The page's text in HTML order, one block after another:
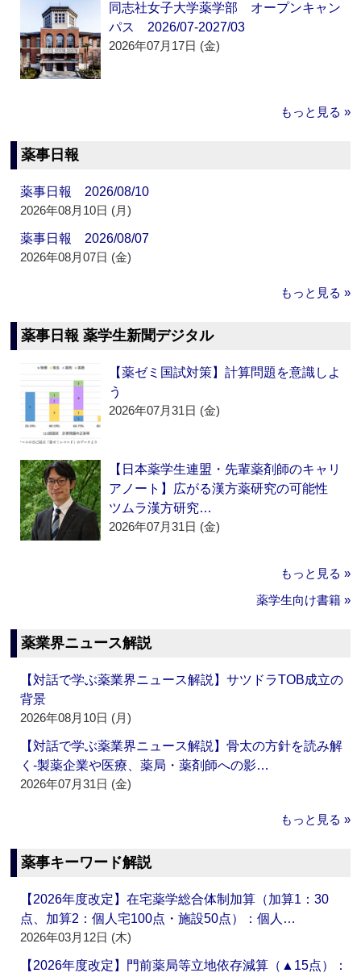
同志社女子大学薬学部 オープンキャン
パス 2026/07-2027/03
2026年07月17日 (金)
もっと見る »
薬事日報
薬事日報 2026/08/10
2026年08月10日 (月)
薬事日報 2026/08/07
2026年08月07日 (金)
もっと見る »
薬事日報 薬学生新聞デジタル
【薬ゼミ国試対策】計算問題を意識しよ
う
2026年07月31日 (金)
【日本薬学生連盟・先輩薬剤師のキャリ
アノート】広がる漢方薬研究の可能性
ツムラ漢方研究…
2026年07月31日 (金)
もっと見る »
薬学生向け書籍 »
薬業界ニュース解説
【対話で学ぶ薬業界ニュース解説】サツドラTOB成立の
背景
2026年08月10日 (月)
【対話で学ぶ薬業界ニュース解説】骨太の方針を読み解
く‐製薬企業や医療、薬局・薬剤師への影…
2026年07月31日 (金)
もっと見る »
薬事キーワード解説
【2026年度改定】在宅薬学総合体制加算（加算1：30
点、加算2：個人宅100点・施設50点）：個人…
2026年03月12日 (木)
【2026年度改定】門前薬局等立地依存減算（▲15点）：